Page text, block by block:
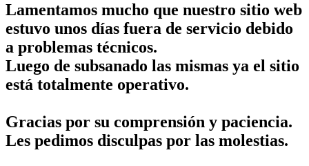
Lamentamos mucho que nuestro sitio web
estuvo unos días fuera de servicio debido
a problemas técnicos.
Luego de subsanado las mismas ya el sitio
está totalmente operativo.
Gracias por su comprensión y paciencia.
Les pedimos disculpas por las molestias.